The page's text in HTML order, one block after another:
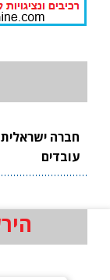
חברה
עובדים